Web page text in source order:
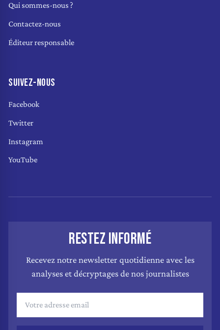
Qui sommes-nous ?
Contactez-nous
Éditeur responsable
SUIVEZ-NOUS
Facebook
Twitter
Instagram
YouTube
RESTEZ INFORMÉ
Recevez notre newsletter quotidienne avec les
analyses et décryptages de nos journalistes